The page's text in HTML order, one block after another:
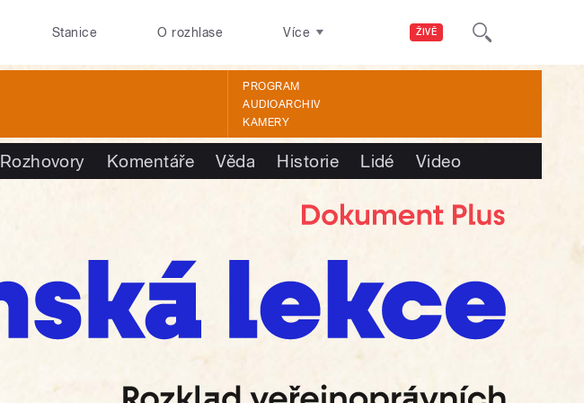
ŽIVĚ
Stanice O rozhlase Více
PROGRAM
AUDIOARCHIV
KAMERY
Rozhovory Komentáře Věda Historie Lidé Video